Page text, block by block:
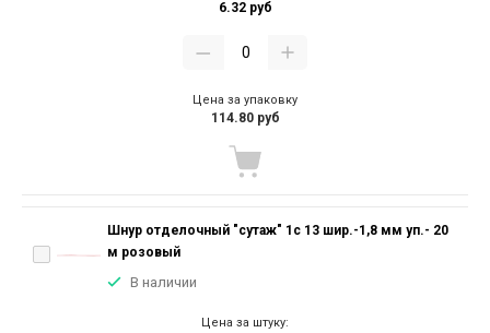
6.32 руб
Цена за упаковку
114.80 руб
Шнур отделочный "сутаж" 1с 13 шир.-1,8 мм уп.- 20
м розовый
В наличии
Цена за штуку: